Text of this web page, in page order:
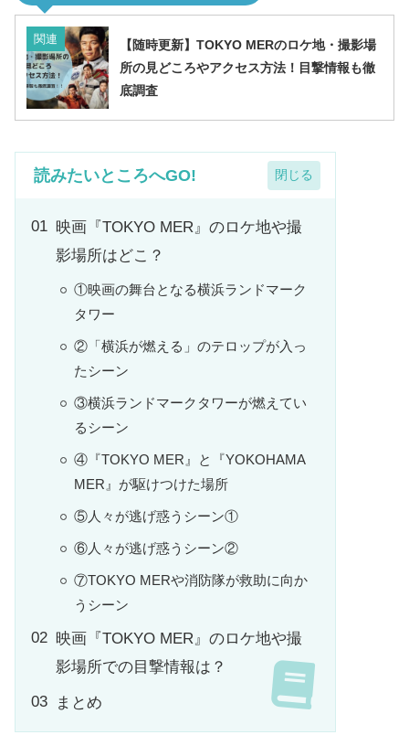
関連
【随時更新】TOKYO MERのロケ地・撮影場
所の見どころやアクセス方法！目撃情報も徹
底調査
読みたいところへGO!
映画『TOKYO MER』のロケ地や撮
影場所はどこ？
①映画の舞台となる横浜ランドマーク
タワー
②「横浜が燃える」のテロップが入っ
たシーン
③横浜ランドマークタワーが燃えてい
るシーン
④『TOKYO MER』と『YOKOHAMA
MER』が駆けつけた場所
⑤人々が逃げ惑うシーン①
⑥人々が逃げ惑うシーン②
⑦TOKYO MERや消防隊が救助に向か
うシーン
映画『TOKYO MER』のロケ地や撮
影場所での目撃情報は？
まとめ